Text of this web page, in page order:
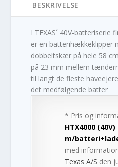
BESKRIVELSE
I TEXAS´ 40V-batteriserie
er en batterihækkeklipper
dobbeltskær på hele 58
på 23 mm mellem
til langt de fleste
det medfølgende batter
* Pris og
HTX4000 (40V)
m/
med
Texas A/S den